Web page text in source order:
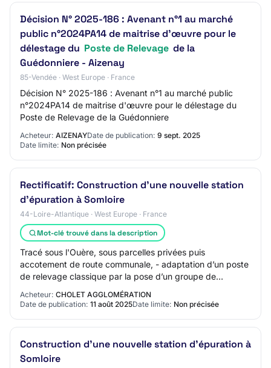
Décision N° 2025-186 : Avenant n°1 au marché
public n°2024PA14 de maitrise d'œuvre pour le
délestage du Poste de Relevage de la
Guédonniere - Aizenay
85-Vendée · West Europe · France
Décision N° 2025-186 : Avenant n°1 au marché public
n°2024PA14 de maitrise d'œuvre pour le délestage du
Poste de Relevage de la Guédonniere
Acheteur: AIZENAYDate de publication: 9 sept. 2025
Date limite: Non précisée
Rectificatif: Construction d'une nouvelle station
d'épuration à Somloire
44-Loire-Atlantique · West Europe · France
Mot-clé trouvé dans la description
Tracé sous l'Ouère, sous parcelles privées puis
accotement de route communale, - adaptation d’un poste
de relevage classique par la pose d’un groupe de
pompage en ligne, offrant une capacité de refou…
Acheteur: CHOLET AGGLOMÉRATION
Date de publication: 11 août 2025Date limite: Non précisée
Construction d'une nouvelle station d'épuration à
Somloire